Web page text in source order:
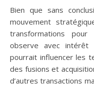
Bien que sans
mouvement
transformations pour
observe avec intérêt
pourrait influencer les
des fusions et
d’autres transactions